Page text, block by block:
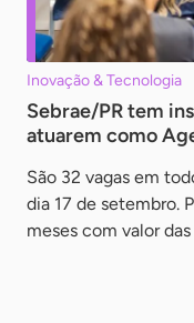
Inovação & Tecnologia
Sebrae/PR tem
atuarem como
São 32 vagas em
dia 17 de setembro.
meses com valor